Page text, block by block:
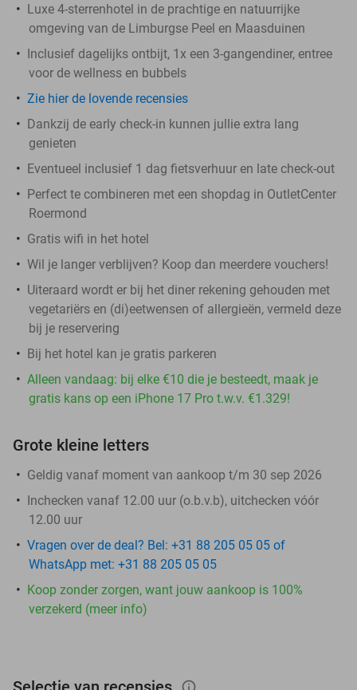
Luxe 4-sterrenhotel in de prachtige en natuurrijke
omgeving van de Limburgse Peel en Maasduinen
Inclusief dagelijks ontbijt, 1x een 3-gangendiner, entree
voor de wellness en bubbels
Zie hier de lovende recensies
Dankzij de early check-in kunnen jullie extra lang
genieten
Eventueel inclusief 1 dag fietsverhuur en late check-out
Perfect te combineren met een shopdag in OutletCenter
Roermond
Gratis wifi in het hotel
Wil je langer verblijven? Koop dan meerdere vouchers!
Uiteraard wordt er bij het diner rekening gehouden met
vegetariërs en (di)eetwensen of allergieën, vermeld deze
bij je reservering
Bij het hotel kan je gratis parkeren
Alleen vandaag: bij elke €10 die je besteedt, maak je
gratis kans op een iPhone 17 Pro t.w.v. €1.329!
Grote kleine letters
Geldig vanaf moment van aankoop t/m 30 sep 2026
Inchecken vanaf 12.00 uur (o.b.v.b), uitchecken vóór
12.00 uur
Vragen over de deal? Bel: +31 88 205 05 05 of
WhatsApp met: +31 88 205 05 05
Koop zonder zorgen, want jouw aankoop is 100%
verzekerd (meer info)
info_outlined